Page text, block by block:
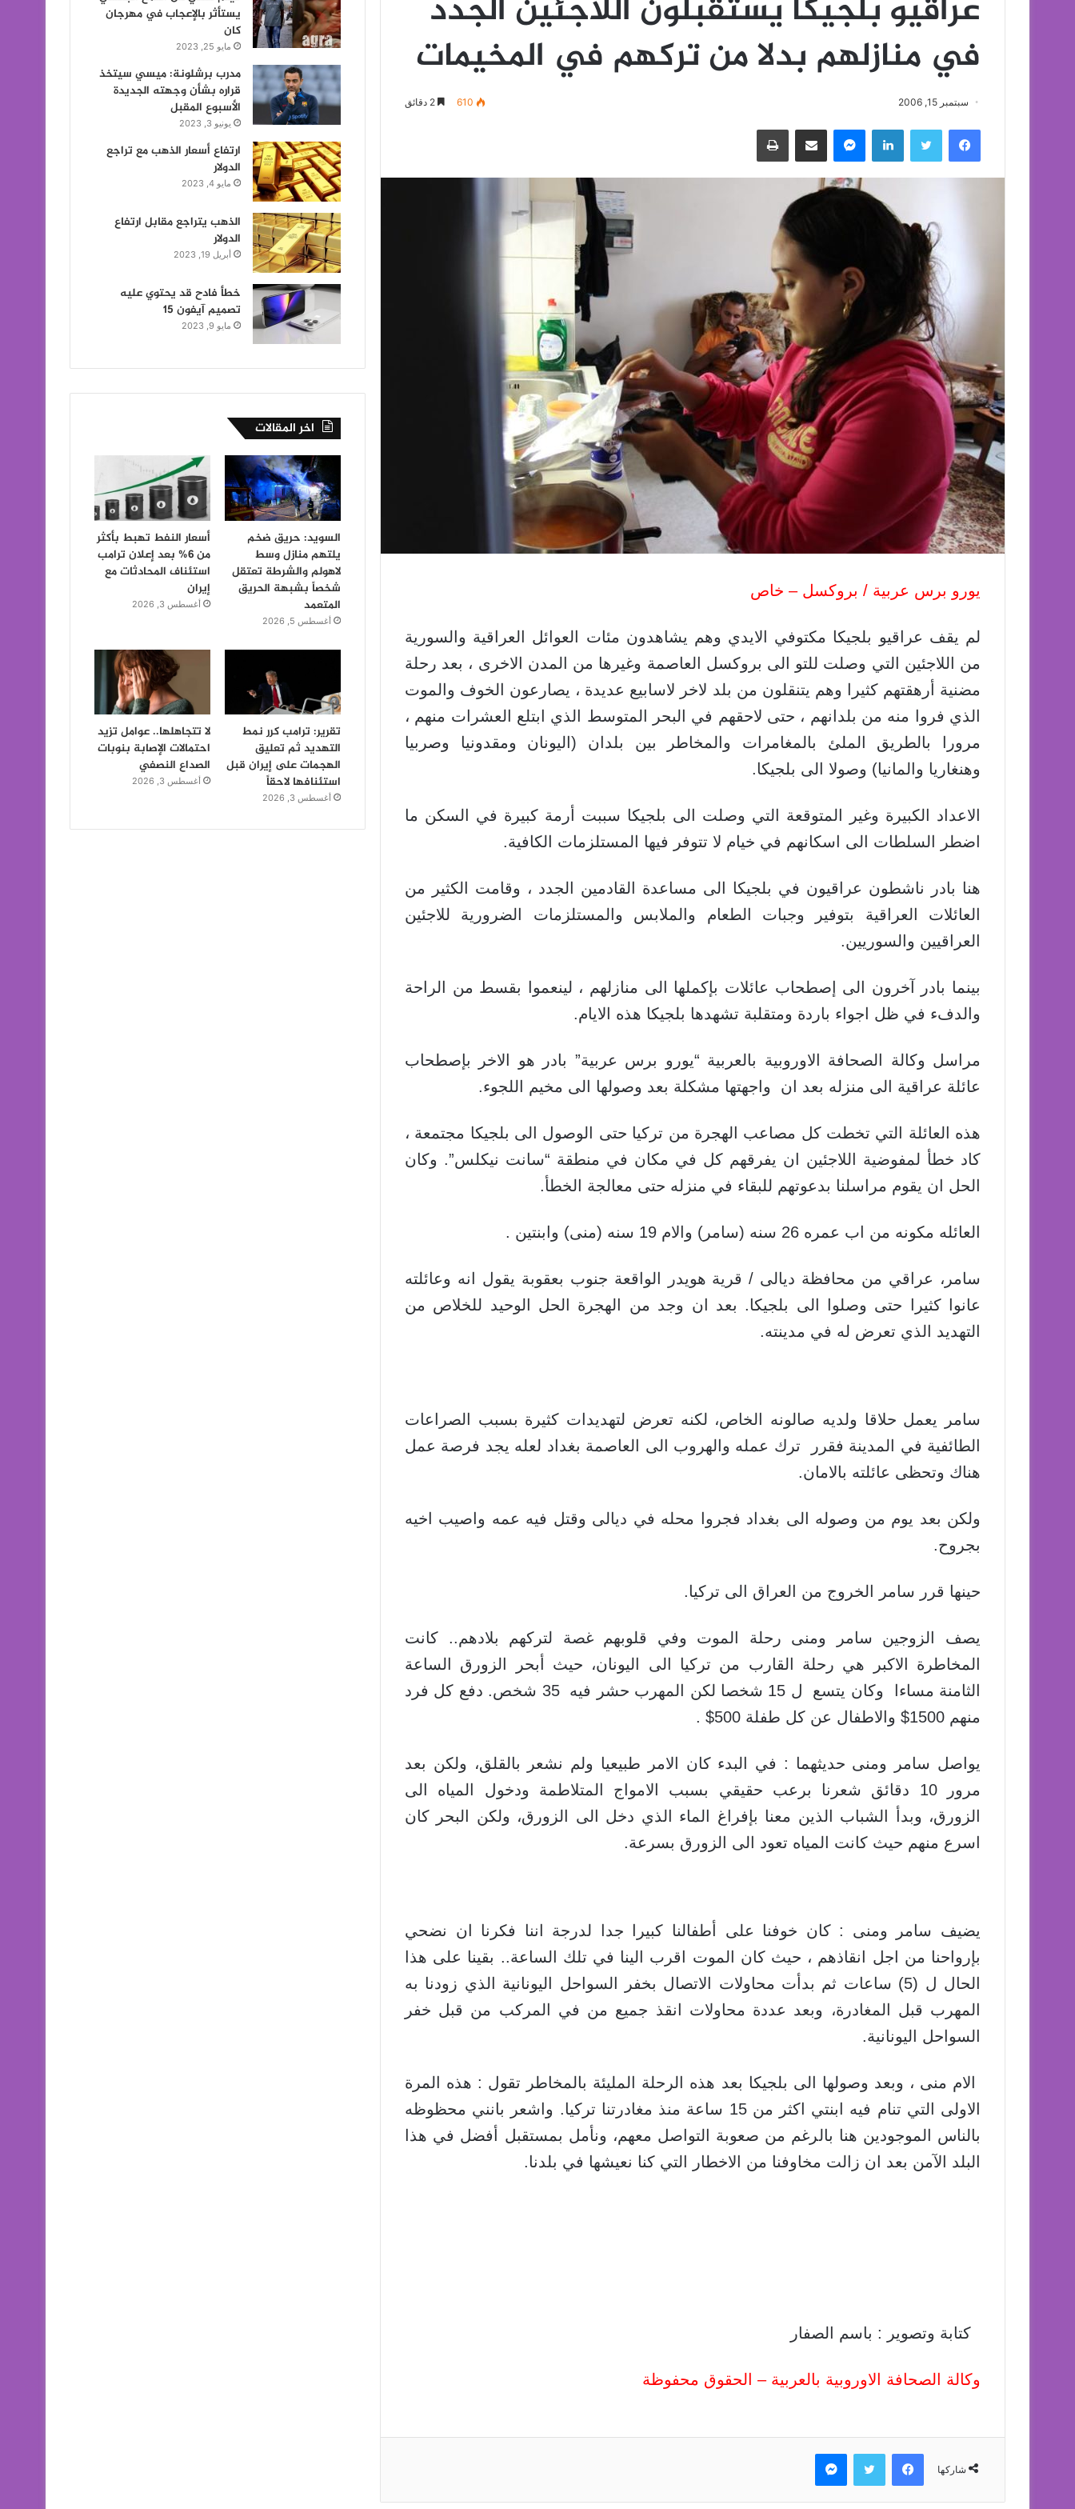
عراقيو بلجيكا يستقبلون اللاجئين الجدد
في منازلهم بدلا من تركهم في المخيمات
سبتمبر 15, 2006 610
فيسبوك تويتر لينكدإن ماسنجر مشاركة عبر البريد طباعة
يورو برس عربية / بروكسل – خاص
لم يقف عراقيو بلجيكا مكتوفي الايدي وهم يشاهدون مئات العوائل العراقية والسورية
من اللاجئين التي وصلت للتو الى بروكسل العاصمة وغيرها من المدن الاخرى ، بعد رحلة
مضنية أرهقتهم كثيرا وهم يتنقلون من بلد لاخر لاسابيع عديدة ، يصارعون الخوف والموت
الذي فروا منه من بلدانهم ، حتى لاحقهم في البحر المتوسط الذي ابتلع العشرات منهم ،
مرورا بالطريق الملئ بالمغامرات والمخاطر بين بلدان (اليونان ومقدونيا وصربيا
وهنغاريا والمانيا) وصولا الى بلجيكا.
الاعداد الكبيرة وغير المتوقعة التي وصلت الى بلجيكا سببت أرمة كبيرة في السكن ما
اضطر السلطات الى اسكانهم في خيام لا تتوفر فيها المستلزمات الكافية.
هنا بادر ناشطون عراقيون في بلجيكا الى مساعدة القادمين الجدد ، وقامت الكثير من
العائلات العراقية بتوفير وجبات الطعام والملابس والمستلزمات الضرورية للاجئين
العراقيين والسوريين.
بينما بادر آخرون الى إصطحاب عائلات بإكملها الى منازلهم ، لينعموا بقسط من الراحة
والدفء في ظل اجواء باردة ومتقلبة تشهدها بلجيكا هذه الايام.
مراسل وكالة الصحافة الاوروبية بالعربية “يورو برس عربية” بادر هو الاخر بإصطحاب
عائلة عراقية الى منزله بعد ان واجهتها مشكلة بعد وصولها الى مخيم اللجوء.
هذه العائلة التي تخطت كل مصاعب الهجرة من تركيا حتى الوصول الى بلجيكا مجتمعة ،
كاد خطأ لمفوضية اللاجئين ان يفرقهم كل في مكان في منطقة “سانت نيكلس”. وكان
الحل ان يقوم مراسلنا بدعوتهم للبقاء في منزله حتى معالجة الخطأ.
العائله مكونه من اب عمره 26 سنه (سامر) والام 19 سنه (منى) وابنتين .
سامر، عراقي من محافظة ديالى / قرية هويدر الواقعة جنوب بعقوبة يقول انه وعائلته
عانوا كثيرا حتى وصلوا الى بلجيكا. بعد ان وجد من الهجرة الحل الوحيد للخلاص من
التهديد الذي تعرض له في مدينته.
سامر يعمل حلاقا ولديه صالونه الخاص، لكنه تعرض لتهديدات كثيرة بسبب الصراعات
الطائفية في المدينة فقرر ترك عمله والهروب الى العاصمة بغداد لعله يجد فرصة عمل
هناك وتحظى عائلته بالامان.
ولكن بعد يوم من وصوله الى بغداد فجروا محله في ديالى وقتل فيه عمه واصيب اخيه
بجروح.
حينها قرر سامر الخروج من العراق الى تركيا.
يصف الزوجين سامر ومنى رحلة الموت وفي قلوبهم غصة لتركهم بلادهم.. كانت
المخاطرة الاكبر هي رحلة القارب من تركيا الى اليونان، حيث أبحر الزورق الساعة
الثامنة مساءا وكان يتسع ل 15 شخصا لكن المهرب حشر فيه 35 شخص. دفع كل فرد
منهم 1500$ والاطفال عن كل طفلة 500$ .
يواصل سامر ومنى حديثهما : في البدء كان الامر طبيعيا ولم نشعر بالقلق، ولكن بعد
مرور 10 دقائق شعرنا برعب حقيقي بسبب الامواج المتلاطمة ودخول المياه الى
الزورق، وبدأ الشباب الذين معنا بإفراغ الماء الذي دخل الى الزورق، ولكن البحر كان
اسرع منهم حيث كانت المياه تعود الى الزورق بسرعة.
يضيف سامر ومنى : كان خوفنا على أطفالنا كبيرا جدا لدرجة اننا فكرنا ان نضحي
بإرواحنا من اجل انقاذهم ، حيث كان الموت اقرب الينا في تلك الساعة.. بقينا على هذا
الحال ل (5) ساعات ثم بدأت محاولات الاتصال بخفر السواحل اليونانية الذي زودنا به
المهرب قبل المغادرة، وبعد عددة محاولات انقذ جميع من في المركب من قبل خفر
السواحل اليونانية.
الام منى ، وبعد وصولها الى بلجيكا بعد هذه الرحلة المليئة بالمخاطر تقول : هذه المرة
الاولى التي تنام فيه ابنتي اكثر من 15 ساعة منذ مغادرتنا تركيا. واشعر بانني محظوظه
بالناس الموجودين هنا بالرغم من صعوبة التواصل معهم، ونأمل بمستقبل أفضل في هذا
البلد الآمن بعد ان زالت مخاوفنا من الاخطار التي كنا نعيشها في بلدنا.
كتابة وتصوير : باسم الصفار
وكالة الصحافة الاوروبية بالعربية – الحقوق محفوظة
شاركها
فيسبوك تويتر ماسنجر
يستأثر بالإعجاب في مهرجان
كان
مايو 25, 2023
مدرب برشلونة: ميسي سيتخذ
قراره بشأن وجهته الجديدة
الأسبوع المقبل
يونيو 3, 2023
ارتفاع أسعار الذهب مع تراجع
الدولار
مايو 4, 2023
الذهب يتراجع مقابل ارتفاع
الدولار
أبريل 19, 2023
خطأ فادح قد يحتوي عليه
تصميم آيفون 15
مايو 9, 2023
اخر المقالات
السويد: حريق ضخم
يلتهم منازل وسط
لاهولم والشرطة تعتقل
شخصاً بشبهة الحريق
المتعمد
أغسطس 5, 2026
أسعار النفط تهبط بأكثر
من 6% بعد إعلان ترامب
استئناف المحادثات مع
إيران
أغسطس 3, 2026
تقرير: ترامب كرر نمط
التهديد ثم تعليق
الهجمات على إيران قبل
استئنافها لاحقاً
أغسطس 3, 2026
لا تتجاهلها.. عوامل تزيد
احتمالات الإصابة بنوبات
الصداع النصفي
أغسطس 3, 2026